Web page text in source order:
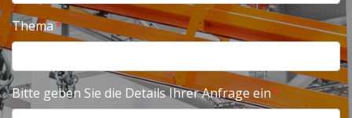
Thema
Bitte geben Sie die Details Ihrer Anfrage ein